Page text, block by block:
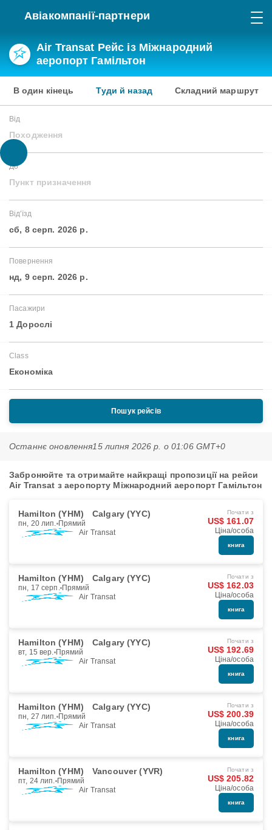
Авіакомпанії-партнери
Air Transat Рейс із Міжнародний
аеропорт Гамільтон
В один кінець Туди й назад Складний маршрут
Від
Походження
До
Пункт призначення
Від'їзд
сб, 8 серп. 2026 р.
Повернення
нд, 9 серп. 2026 р.
Пасажири
1 Дорослі
Class
Економіка
Пошук рейсів
Останнє оновлення15 липня 2026 р. о 01:06 GMT+0
Забронюйте та отримайте найкращі пропозиції на рейси
Air Transat з аеропорту Міжнародний аеропорт Гамільтон
Hamilton (YHM) Calgary (YYC)
пн, 20 лип. Прямий
Air Transat
Почати з
US$ 161.07
Ціна/особа
книга
Hamilton (YHM) Calgary (YYC)
пн, 17 серп. Прямий
Air Transat
Почати з
US$ 162.03
Ціна/особа
книга
Hamilton (YHM) Calgary (YYC)
вт, 15 вер. Прямий
Air Transat
Почати з
US$ 192.69
Ціна/особа
книга
Hamilton (YHM) Calgary (YYC)
пн, 27 лип. Прямий
Air Transat
Почати з
US$ 200.39
Ціна/особа
книга
Hamilton (YHM) Vancouver (YVR)
пт, 24 лип. Прямий
Air Transat
Почати з
US$ 205.82
Ціна/особа
книга